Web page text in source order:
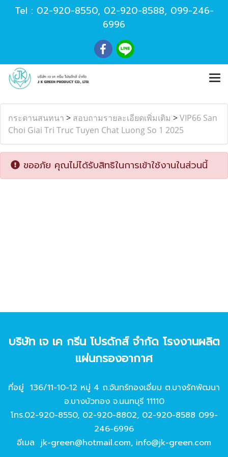
Tel : 02-920-8550, 02-920-8588, 099-246-
6996
กระดานสนทนา > สอบถามรายละเอียดเพิ่มเติม >VIP66 San
Choi Giai Tri Truc Tuyen Chat Luong So 1 2025
ขออภัย คุณไม่ได้รับสิทธิในการเข้าใช้งานในส่วนนี้
บริษัท เจ เค กรีน โปรดักส์ จํากัด โรงงานผลิต
แผ่นกรองอากาศ
ที่อยู่ 136/11-10-12 หมู่ 4 ถ.จันทร์ทองเอี่ยม ต.บางรักพัฒนา
อ.บางบัวทอง จ.นนทบุรี 11110
โทร.02-920-8550, 02-920-8802, 02-920-8588 099-
246-6996
อีเมล jk-green@hotmail.com, info@jk-green.com